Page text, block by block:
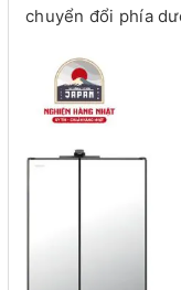
chuyển đổi phía